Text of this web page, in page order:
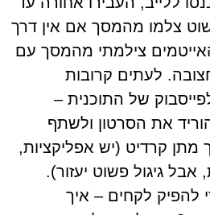
צלמו מהמסך אם אין דרך
צילמתי מהמסך עם
לעתים קרובות
של התוכנית –
את הסרטון ולשתף
מתן קרדיט (יש אפליקציות,
גיגול פשוט יעזור).
להפיק לקחים – איך